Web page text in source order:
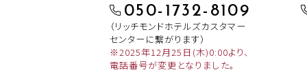
050-1732-8109
（リッチモンドホテルズカスタマー
センターに繋がります）
※2025年12月25日(木)0:00より、
電話番号が変更となりました。